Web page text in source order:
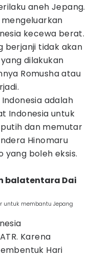
aneh Jepang.
kecewa berat.
berjanji tidak akan
dilakukan
Romusha atau
adalah
Indonesia untuk
dan memutar
Hinomaru
yang boleh eksis.
balatentara Dai
untuk membantu Jepang
Karena
Hari